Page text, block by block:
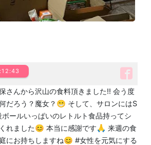
さんから沢山の食料頂きました‼️ 会う度
だろう？魔女？😁 そして、サロンにはS
ールいっぱいのレトルト食品持ってシ
れました😊 本当に感謝です🙏 来週の食
にお持ちしますね😊 #女性を元気にする